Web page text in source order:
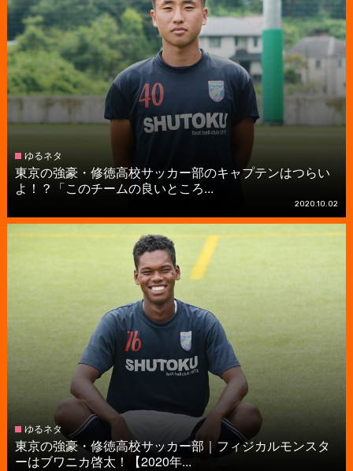
ゆるネタ
東京の強豪・修徳高校サッカー部のキャプテンはつらい
よ！？「このチームの良いところ...
2020.10.02
ゆるネタ
東京の強豪・修徳高校サッカー部｜フィジカルモンスタ
ーはブワニカ啓太！【2020年...